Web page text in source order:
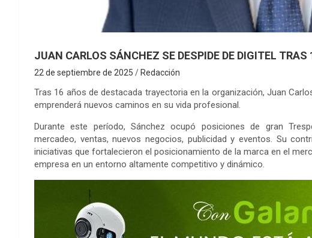
JUAN CARLOS SÁNCHEZ SE DESPIDE DE DIGITEL
22 de septiembre de 2025 Redacción
Tras 16 años de destacada trayectoria en la organización, Juan
emprenderá nuevos caminos en su vida profesional.
Durante este período, Sánchez ocupó posiciones de gran
mercadeo, ventas, nuevos negocios, publicidad y eventos. Su
iniciativas que fortalecieron el posicionamiento de la marca en el
empresa en un entorno altamente competitivo y dinámico.